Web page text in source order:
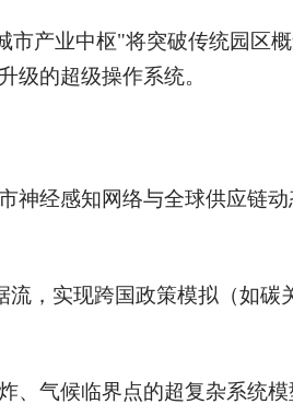
产业中枢"将突破传统园区
级的超级操作系统。
神经感知网络与全球供应链
流，实现跨国政策模拟（如碳
、气候临界点的超复杂系统